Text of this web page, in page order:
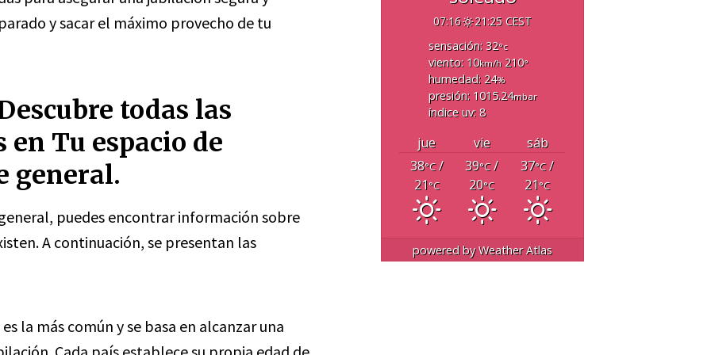
y sacar el máximo provecho de tu
todas las
Tu espacio de
general.
puedes encontrar información sobre
A continuación, se presentan las
la más común y se basa en alcanzar una
07:16
21:25 CEST
sensación: 32°c
viento: 10km/h210°
humedad: 24%
presión: 1015.24mbar
índice uv: 8
jue vie
sáb
38°C/
21°C
39°C/
20°C
37°C/
21°C
powered byWeather Atlas